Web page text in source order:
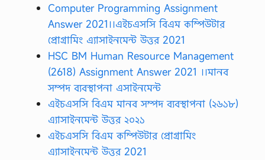
Computer Programming Assignment
Answer 2021।।এইচএসসি বিএম কম্পিউটার
প্রোগ্রামিং এ্যাসাইনমেন্ট উত্তর 2021
HSC BM Human Resource Management
(2618) Assignment Answer 2021 ।।মানব
সম্পদ ব্যবস্থাপনা এসাইনমেন্ট
এইচএসসি বিএম মানব সম্পদ ব্যবস্থাপনা (২৬১৮)
এ্যাসাইনমেন্ট উত্তর ২০২১
এইচএসসি বিএম কম্পিউটার প্রোগ্রামিং
এ্যাসাইনমেন্ট উত্তর 2021